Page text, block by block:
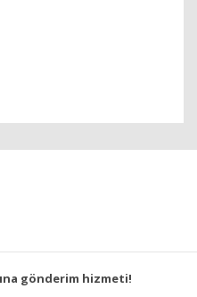
gönderim hizmeti!